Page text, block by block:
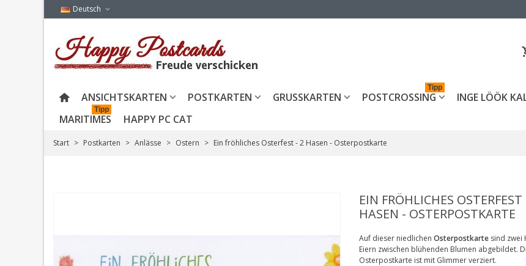
Deutsch
ANSICHTSKARTEN POSTKARTEN GRUSSKARTEN POSTCROSSING
Tipp
INGE LÖÖK
MARITIMES
Tipp
HAPPY PC CAT
Start > Postkarten > Anlässe > Ostern > Ein fröhliches Osterfest - 2 Hasen - Osterpostkarte
EIN FRÖHLICHES OSTERFEST
HASEN - OSTERPOSTKARTE
Auf dieser niedlichen Osterpostkarte sind zwei
Eiern zwischen blühenden Blumen abgebildet.
Osterpostkarte ist mit Glimmer verziert.